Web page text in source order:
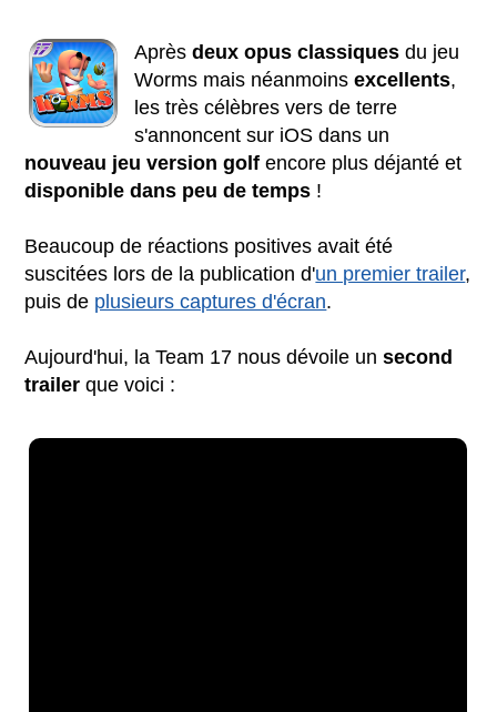
Aprèsdeux opus classiques du jeu
Worms mais néanmoinsexcellents,
les très célèbres vers de terre
s'annoncent sur iOS dans un
nouveau jeu version golf encore plus déjanté et
disponible dans peu de temps !
Beaucoup de réactions positives avait été
suscitées lors de la publication d'un premier trailer,
puis de plusieurs captures d'écran.
Aujourd'hui, la Team 17 nous dévoile unsecond
trailerque voici :